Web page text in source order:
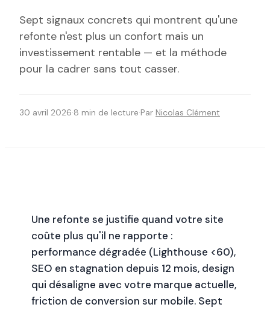
Sept signaux concrets qui montrent qu'une
refonte n'est plus un confort mais un
investissement rentable — et la méthode
pour la cadrer sans tout casser.
30 avril 2026·8 min de lecture·Par Nicolas Clément
Une refonte se justifie quand votre site
coûte plus qu'il ne rapporte :
performance dégradée (Lighthouse <60),
SEO en stagnation depuis 12 mois, design
qui désaligne avec votre marque actuelle,
friction de conversion sur mobile. Sept